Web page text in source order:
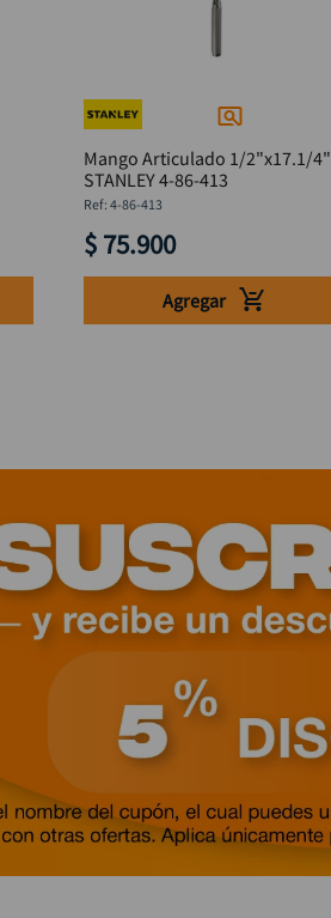
Mango Articulado 1/2"x17.1/4"
STANLEY 4-86-413
:4-86-413
$ 75.900
Agregar